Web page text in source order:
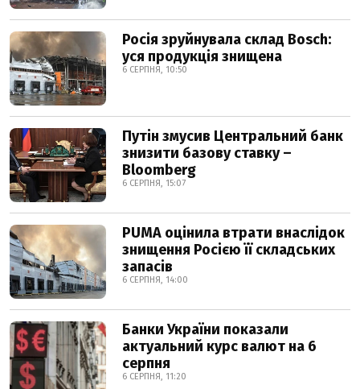
Росія зруйнувала склад Bosch:
уся продукція знищена
6 СЕРПНЯ, 10:50
Путін змусив Центральний банк
знизити базову ставку –
Bloomberg
6 СЕРПНЯ, 15:07
PUMA оцінила втрати внаслідок
знищення Росією її складських
запасів
6 СЕРПНЯ, 14:00
Банки України показали
актуальний курс валют на 6
серпня
6 СЕРПНЯ, 11:20